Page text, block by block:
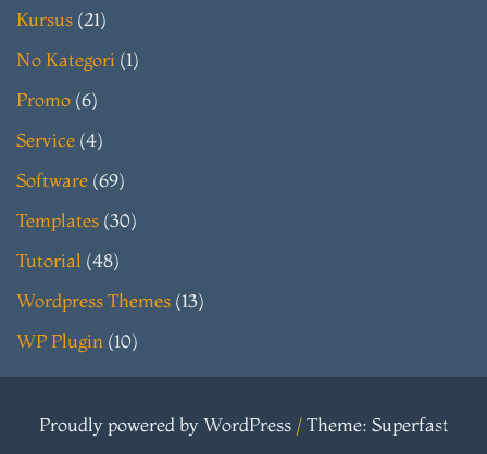
Kursus (21)
No Kategori (1)
Promo (6)
Service (4)
Software (69)
Templates (30)
Tutorial (48)
Wordpress Themes (13)
WP Plugin (10)
Proudly powered by WordPress /Theme: Superfast